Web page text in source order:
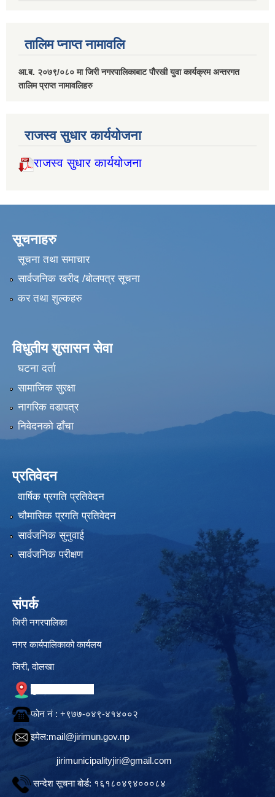
तालिम प्नाप्त नामावलि
आ.ब. २०७९/०८० मा जिरी नगरपालिकाबाट पौरखी युवा कार्यक्रम अन्तरगत
तालिम प्राप्त नामावलिहरु
राजस्व सुधार कार्ययोजना
राजस्व सुधार कार्ययोजना
सूचनाहरु
सूचना तथा समाचार
सार्वजनिक खरीद /बोलपत्र सूचना
कर तथा शुल्कहरु
विधुतीय शुसासन सेवा
घटना दर्ता
सामाजिक सुरक्षा
नागरिक वडापत्र
निवेदनको ढाँचा
प्रतिवेदन
वार्षिक प्रगति प्रतिवेदन
चौमासिक प्रगति प्रतिवेदन
सार्वजनिक सुनुवाई
सार्वजनिक परीक्षण
संपर्क
जिरी नगरपालिका
नगर कार्यपालिकाको कार्यलय
जिरी, दोलखा
फोन नं‍ : +९७७-०४९-४१४००२
इमेल:mail@jirimun.gov.np
jirimunicipalityjiri@gmail.com
सन्देश सूचना बोर्ड: १६१८०४९४०००८४